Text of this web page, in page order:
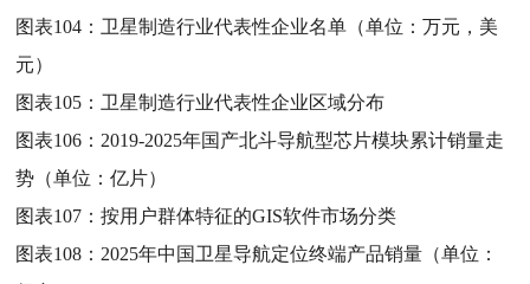
图表104： 卫星制造行业代表性企业名单（单位：万元，美
元）
图表105： 卫星制造行业代表性企业区域分布
图表106： 2019-2025年国产北斗导航型芯片模块累计销量走
势（单位：亿片）
图表107：按用户群体特征的GIS软件市场分类
图表108： 2025年中国卫星导航定位终端产品销量（单位：